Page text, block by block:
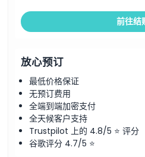
前往结
放心预订
最低价格保证
无预订费用
全端到端加密支付
全天候客户支持
Trustpilot 上的 4.8/5 ⭐ 评分
谷歌评分 4.7/5 ⭐